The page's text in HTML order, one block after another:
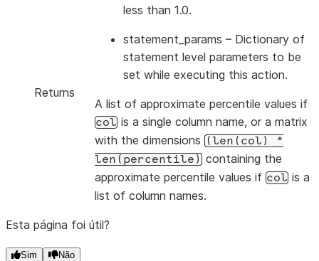
less than 1.0.
statement_params – Dictionary of
statement level parameters to be
set while executing this action.
Returns
A list of approximate percentile values if
col is a single column name, or a matrix
with the dimensions
(len(col)
*
len(percentile)
containing the
approximate percentile values if col is a
list of column names.
Esta página foi útil?
Sim Não